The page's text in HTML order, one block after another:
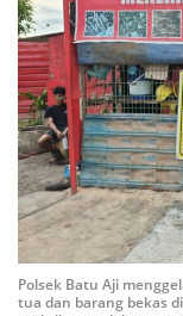
Polsek Batu Aji
tua dan barang bekas